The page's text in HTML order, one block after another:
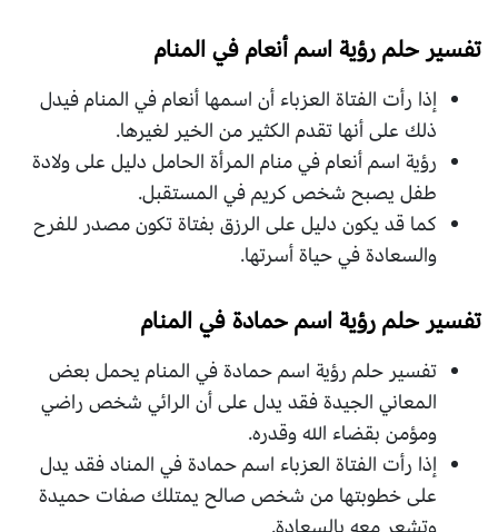
تفسير حلم رؤية اسم أنعام في المنام
إذا رأت الفتاة العزباء أن اسمها أنعام في المنام فيدل
ذلك على أنها تقدم الكثير من الخير لغيرها.
رؤية اسم أنعام في منام المرأة الحامل دليل على ولادة
طفل يصبح شخص كريم في المستقبل.
كما قد يكون دليل على الرزق بفتاة تكون مصدر للفرح
والسعادة في حياة أسرتها.
تفسير حلم رؤية اسم حمادة في المنام
تفسير حلم رؤية اسم حمادة في المنام يحمل بعض
المعاني الجيدة فقد يدل على أن الرائي شخص راضي
ومؤمن بقضاء الله وقدره.
إذا رأت الفتاة العزباء اسم حمادة في المناد فقد يدل
على خطوبتها من شخص صالح يمتلك صفات حميدة